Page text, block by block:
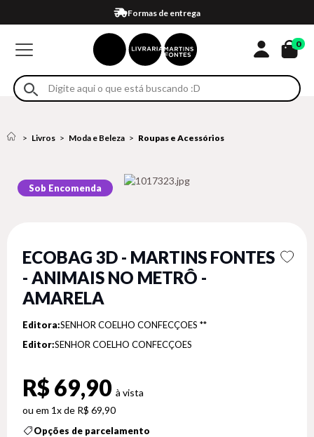
Formas de entrega
Compra 100% segura
Em até 4x sem juros no cartão*
Retire na loja
Eventos
0
Livros Moda e Beleza Roupas e Acessórios
Sob Encomenda
ECOBAG 3D - MARTINS FONTES
- ANIMAIS NO METRÔ -
AMARELA
Editora:SENHOR COELHO CONFECÇOES **
Editor:SENHOR COELHO CONFECÇOES
R$ 69,90
1x de R$ 69,90
Opções de parcelamento